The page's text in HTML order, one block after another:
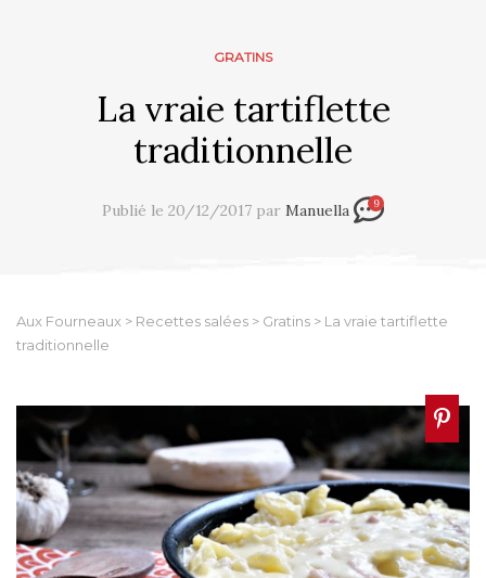
GRATINS
La vraie tartiflette
traditionnelle
Publié le 20/12/2017 par Manuella 9
Aux Fourneaux > Recettes salées > Gratins > La vraie tartiflette
traditionnelle